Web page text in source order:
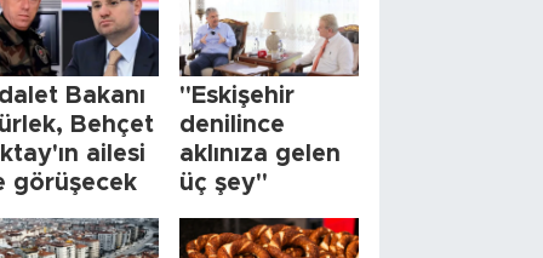
Bakanı
Behçet
ailesi
görüşecek
"Eskişehir
denilince
aklınıza gelen
üç şey"